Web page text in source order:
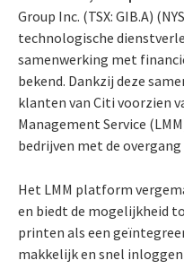
Group Inc. (TSX: GIB.A)
technologische
samenwerking met
bekend. Dankzij deze
klanten van Citi voorzien
Management Service
bedrijven met de overgang
Het LMM platform
en biedt de mogelijkheid
printen als een
makkelijk en snel